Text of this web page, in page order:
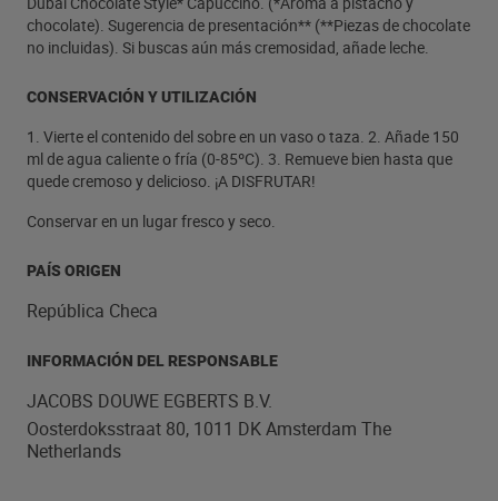
chocolate). Sugerencia de presentación** (**Piezas de chocolate
no incluidas). Si buscas aún más cremosidad, añade leche.
CONSERVACIÓN Y UTILIZACIÓN
1. Vierte el contenido del sobre en un vaso o taza. 2. Añade 150
ml de agua caliente o fría (0-85ºC). 3. Remueve bien hasta que
quede cremoso y delicioso. ¡A DISFRUTAR!
Conservar en un lugar fresco y seco.
PAÍS ORIGEN
República Checa
INFORMACIÓN DEL RESPONSABLE
JACOBS DOUWE EGBERTS B.V.
Oosterdoksstraat 80, 1011 DK Amsterdam The
Netherlands